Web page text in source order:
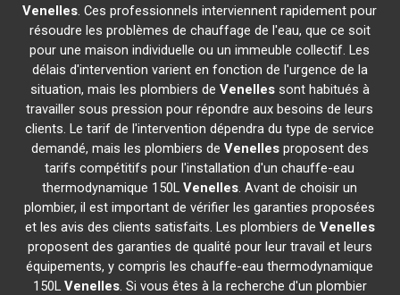
Venelles. Ces professionnels interviennent rapidement pour
résoudre les problèmes de chauffage de l'eau, que ce soit
pour une maison individuelle ou un immeuble collectif. Les
délais d'intervention varient en fonction de l'urgence de la
situation, mais les plombiers de Venellessont habitués à
travailler sous pression pour répondre aux besoins de leurs
clients. Le tarif de l'intervention dépendra du type de service
demandé, mais les plombiers de Venellesproposent des
tarifs compétitifs pour l'installation d'un chauffe-eau
thermodynamique 150LVenelles. Avant de choisir un
plombier, il est important de vérifier les garanties proposées
et les avis des clients satisfaits. Les plombiers de Venelles
proposent des garanties de qualité pour leur travail et leurs
équipements, y compris les chauffe-eau thermodynamique
150L Venelles. Si vous êtes à la recherche d'un plombier